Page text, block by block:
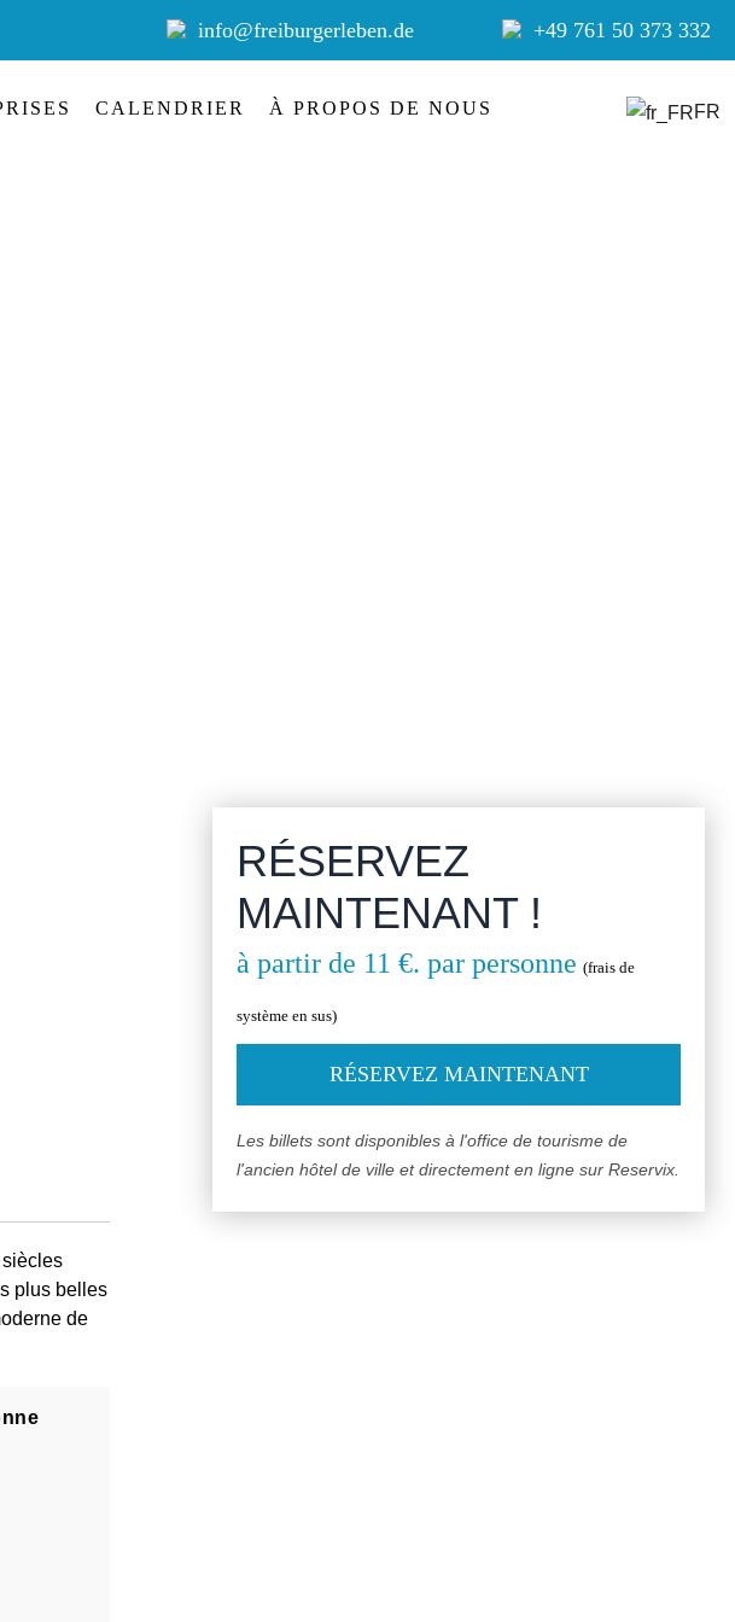
info@freiburgerleben.de +49 761 50 373 332
CALENDRIER À PROPOS DE NOUS FR
plus belles
de
RÉSERVEZ
MAINTENANT !
à partir de 11 €. par personne (frais de
système en sus)
RÉSERVEZ MAINTENANT
Les billets sont disponibles à l'office de tourisme de
l'ancien hôtel de ville et directement en ligne sur Reservix.